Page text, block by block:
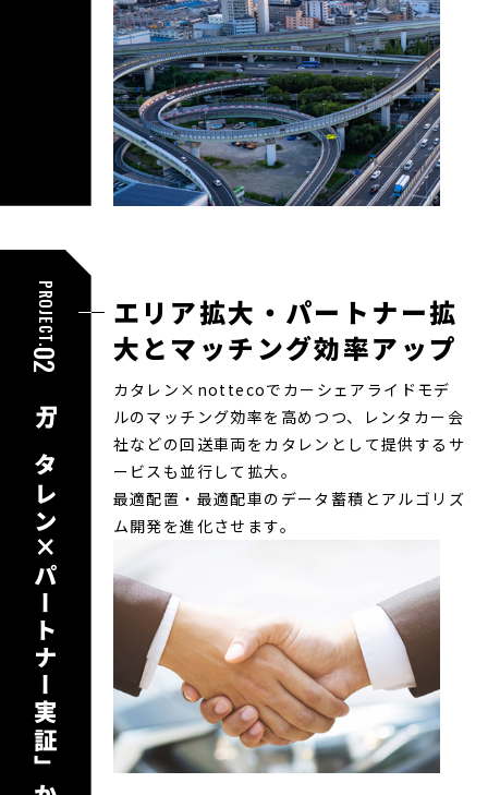
PROJECT.
02
「カタレン×パートナー実証」から
エリア拡大・パートナー拡
大と マッチング効率アップ
カタレン×nottecoでカーシェアライドモデ
ルのマッチング効率を高めつつ、レンタカー会
社などの回送車両をカタレンとして提供するサ
ービスも並行して拡大。
最適配置・最適配車のデータ蓄積とアルゴリズ
ム開発を進化させます。